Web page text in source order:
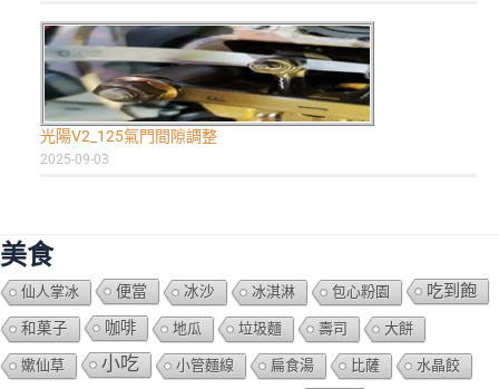
光陽V2_125氣門間隙調整
2025-09-03
美食
仙人掌冰 便當 冰沙 冰淇淋 包心粉園 吃到飽
和菓子 咖啡 地瓜 垃圾麵 壽司 大餅
嫰仙草 小吃 小管麵線 扁食湯 比薩 水晶餃